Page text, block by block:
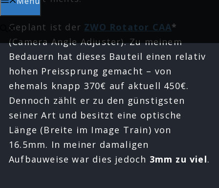
Geplant ist der ZWO Rotator CAA*
(Camera Angle Adjuster). Zu meinem
Bedauern hat dieses Bauteil einen relativ
hohen Preissprung gemacht – von
ehemals knapp 370€ auf aktuell 450€.
Dennoch zählt er zu den günstigsten
seiner Art und besitzt eine optische
Länge (Breite im Image Train) von
16.5mm. In meiner damaligen
Aufbauweise war dies jedoch 3mm zu viel.